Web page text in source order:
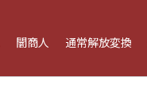
闇商人 通常解放変換